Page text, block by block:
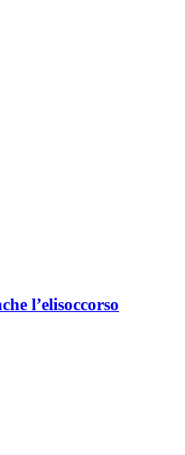
l’elisoccorso